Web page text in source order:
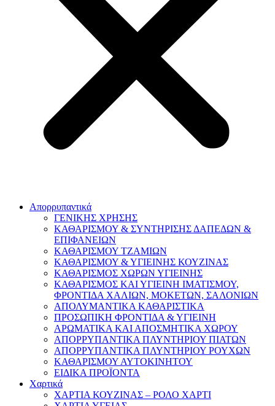
Απορρυπαντικά
ΓΕΝΙΚΗΣ ΧΡΗΣΗΣ
ΚΑΘΑΡΙΣΜΟΥ & ΣΥΝΤΗΡΙΣΗΣ ΔΑΠΕΔΩΝ &
ΕΠΙΦΑΝΕΙΩΝ
ΚΑΘΑΡΙΣΜΟΥ ΤΖΑΜΙΩΝ
ΚΑΘΑΡΙΣΜΟΥ & ΥΓΙΕΙΝΗΣ ΚΟΥΖΙΝΑΣ
ΚΑΘΑΡΙΣΜΟΣ ΧΩΡΩΝ ΥΓΙΕΙΝΗΣ
ΚΑΘΑΡΙΣΜΟΣ ΚΑΙ ΥΓΙΕΙΝΗ ΙΜΑΤΙΣΜΟΥ,
ΦΡΟΝΤΙΔΑ ΧΑΛΙΩΝ, ΜΟΚΕΤΩΝ, ΣΑΛΟΝΙΩΝ
ΑΠΟΛΥΜΑΝΤΙΚΑ ΚΑΘΑΡΙΣΤΙΚΑ
ΠΡΟΣΩΠΙΚΗ ΦΡΟΝΤΙΔΑ & ΥΓΙΕΙΝΗ
ΑΡΩΜΑΤΙΚΑ ΚΑΙ ΑΠΟΣΜΗΤΙΚΑ ΧΩΡΟΥ
ΑΠΟΡΡΥΠΑΝΤΙΚΑ ΠΛΥΝΤΗΡΙΟΥ ΠΙΑΤΩΝ
ΑΠΟΡΡΥΠΑΝΤΙΚΑ ΠΛΥΝΤΗΡΙΟΥ ΡΟΥΧΩΝ
ΚΑΘΑΡΙΣΜΟΥ ΑΥΤΟΚΙΝΗΤΟΥ
ΕΙΔΙΚΑ ΠΡΟΪΟΝΤΑ
Χαρτικά
ΧΑΡΤΙΑ ΚΟΥΖΙΝΑΣ – ΡΟΛΟ ΧΑΡΤΙ